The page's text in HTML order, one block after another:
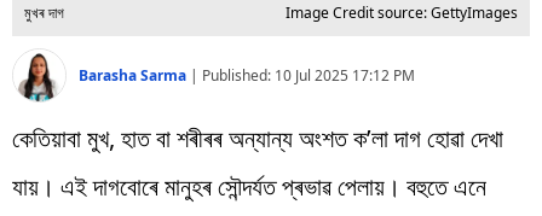
মুখৰ দাগ Image Credit source: GettyImages
Barasha Sarma | Published: 10 Jul 2025 17:12 PM
কেতিয়াবা মুখ, হাত বা শৰীৰৰ অন্যান্য অংশত ক’লা দাগ হোৱা দেখা
যায়। এই দাগবোৰে মানুহৰ সৌন্দৰ্যত প্ৰভাৱ পেলায়। বহুতে এনে